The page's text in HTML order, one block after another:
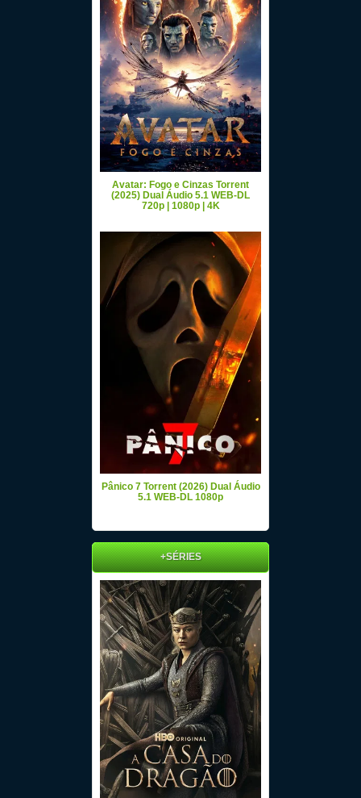
Avatar: Fogo e Cinzas Torrent
(2025) Dual Áudio 5.1 WEB-DL
720p | 1080p | 4K
Pânico 7 Torrent (2026) Dual Áudio
5.1 WEB-DL 1080p
+SÉRIES